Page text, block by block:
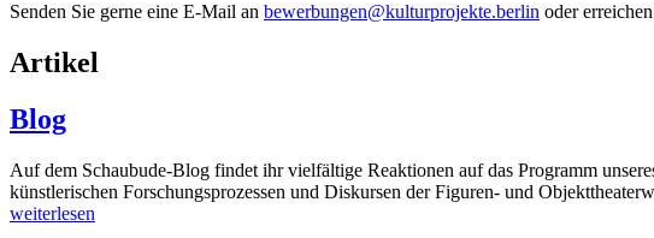
Senden Sie gerne eine E-Mail an bewerbungen@kulturprojekte.berlin oder
Artikel
Blog
Auf dem Schaubude-Blog findet ihr vielfältige Reaktionen auf das Programm
künstlerischen Forschungsprozessen und Diskursen der Figuren- und
weiterlesen